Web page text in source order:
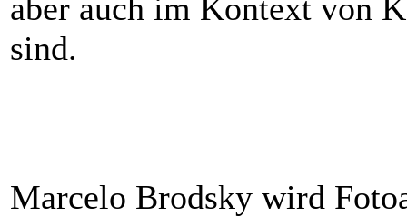
aber auch im Kontext von
sind.
Marcelo Brodsky wird